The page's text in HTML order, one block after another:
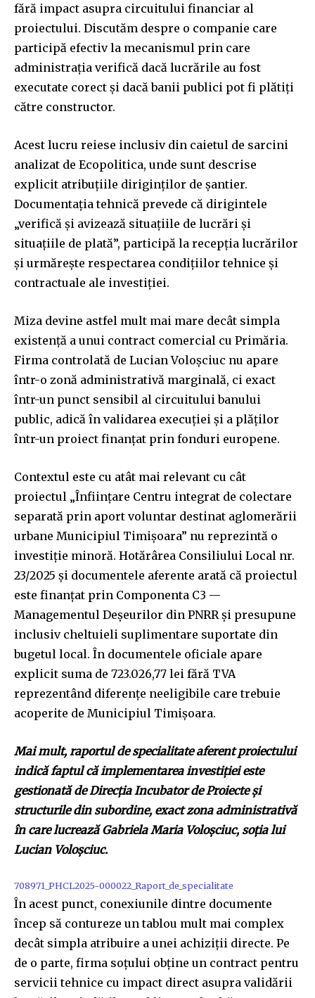
fără impact asupra circuitului financiar al
proiectului. Discutăm despre o companie care
participă efectiv la mecanismul prin care
administrația verifică dacă lucrările au fost
executate corect și dacă banii publici pot fi plătiți
către constructor.
Acest lucru reiese inclusiv din caietul de sarcini
analizat de Ecopolitica, unde sunt descrise
explicit atribuțiile diriginților de șantier.
Documentația tehnică prevede că dirigintele
„verifică și avizează situațiile de lucrări și
situațiile de plată”, participă la recepția lucrărilor
și urmărește respectarea condițiilor tehnice și
contractuale ale investiției.
Miza devine astfel mult mai mare decât simpla
existență a unui contract comercial cu Primăria.
Firma controlată de Lucian Voloșciuc nu apare
într-o zonă administrativă marginală, ci exact
într-un punct sensibil al circuitului banului
public, adică în validarea execuției și a plăților
într-un proiect finanțat prin fonduri europene.
Contextul este cu atât mai relevant cu cât
proiectul „Înființare Centru integrat de colectare
separată prin aport voluntar destinat aglomerării
urbane Municipiul Timișoara” nu reprezintă o
investiție minoră. Hotărârea Consiliului Local nr.
23/2025 și documentele aferente arată că proiectul
este finanțat prin Componenta C3 —
Managementul Deșeurilor din PNRR și presupune
inclusiv cheltuieli suplimentare suportate din
bugetul local. În documentele oficiale apare
explicit suma de 723.026,77 lei fără TVA
reprezentând diferențe neeligibile care trebuie
acoperite de Municipiul Timișoara.
Mai mult, raportul de specialitate aferent proiectului
indică faptul că implementarea investiției este
gestionată de Direcția Incubator de Proiecte și
structurile din subordine, exact zona administrativă
în care lucrează Gabriela Maria Voloșciuc, soția lui
Lucian Voloșciuc.
708971_PHCL2025-000022_Raport_de_specialitate
În acest punct, conexiunile dintre documente
încep să contureze un tablou mult mai complex
decât simpla atribuire a unei achiziții directe. Pe
de o parte, firma soțului obține un contract pentru
servicii tehnice cu impact direct asupra validării